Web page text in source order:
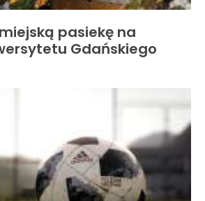
pasiekę na
Gdańskiego